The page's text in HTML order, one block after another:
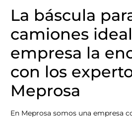
La báscula
camiones
empresa la
con los
Meprosa
En Meprosa somos una empresa